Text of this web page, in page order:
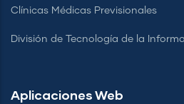
Clínicas Médicas Previsionales
División de Tecnología de la
Aplicaciones Web